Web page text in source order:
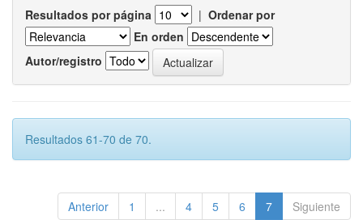
Resultados por página | Ordenar por
En orden
Autor/registro
Resultados 61-70 de 70.
Anterior 1 ... 4 5 6 7 Siguiente